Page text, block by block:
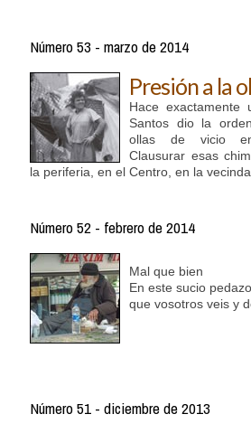
Número 53 - marzo de 2014
Presión a la
Hace exactamente
Santos dio la
ollas de vicio
Clausurar esas
la periferia, en el Centro, en la
Número 52 - febrero de 2014
Mal que bien
En este sucio
que vosotros veis y
Número 51 - diciembre de 2013